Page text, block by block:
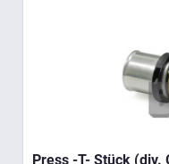
Press -T- Stück (div.